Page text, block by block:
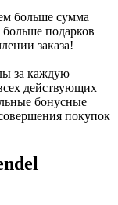
больше сумма
подарков
заказа!
за каждую
действующих
бонусные
покупок